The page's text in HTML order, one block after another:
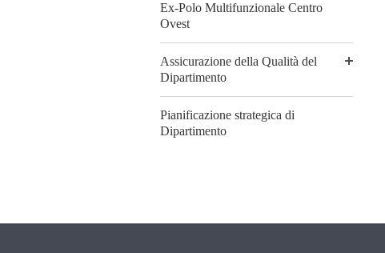
Ex-Polo Multifunzionale Centro
Ovest
Assicurazione della Qualità del
Dipartimento
Pianificazione strategica di
Dipartimento